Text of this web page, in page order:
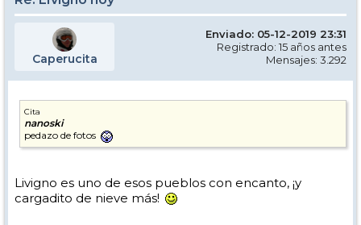
Caperucita
Enviado: 05-12-2019 23:31
Registrado: 15 años antes
Mensajes: 3.292
Cita
nanoski
pedazo de fotos
Livigno es uno de esos pueblos con encanto, ¡y
cargadito de nieve más!